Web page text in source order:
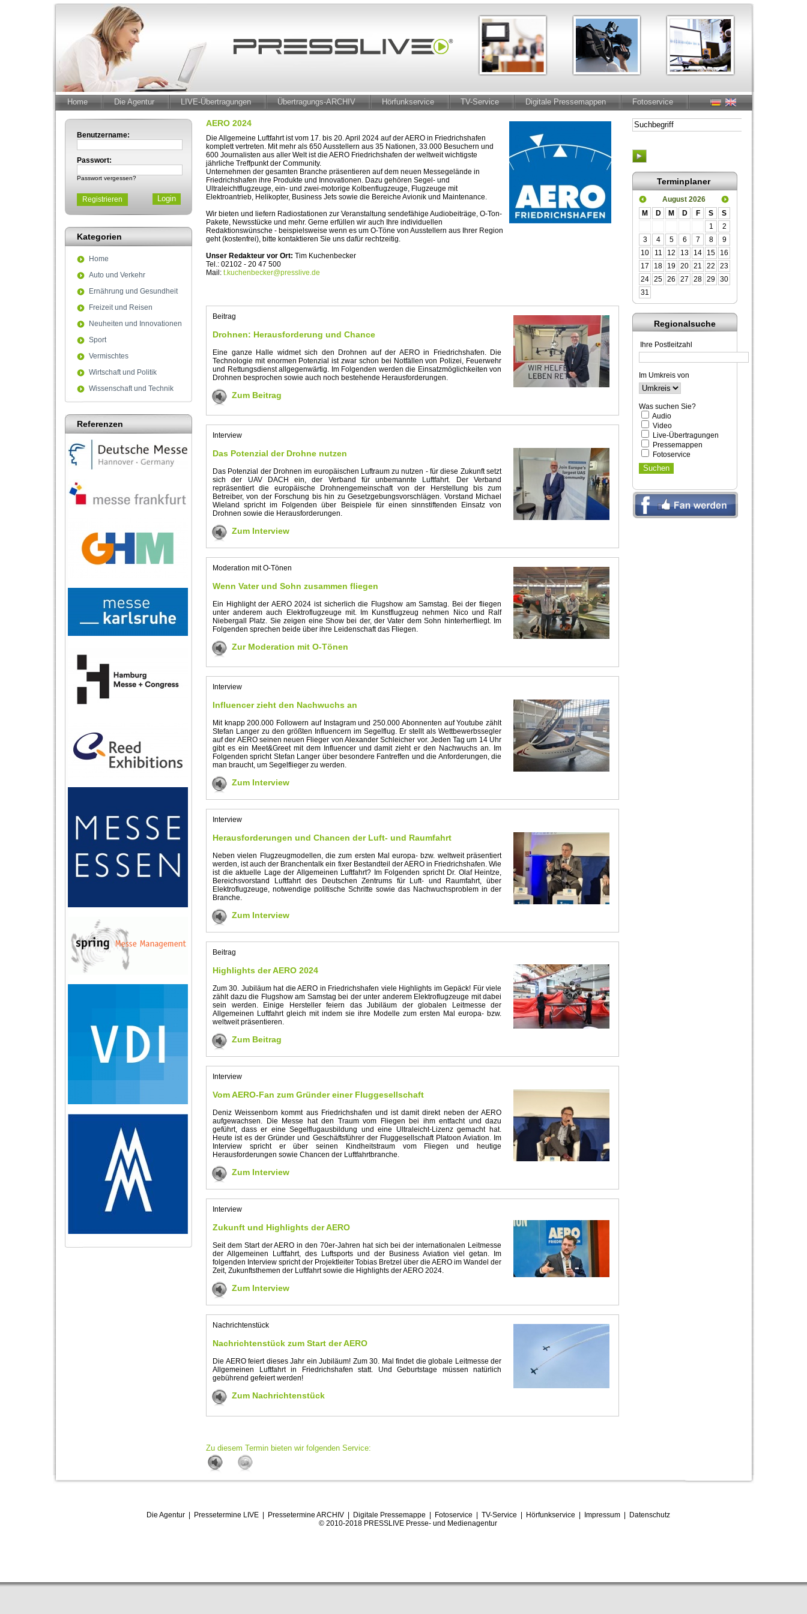
Home Die Agentur LIVE-Übertragungen Übertragungs-ARCHIV Hörfunkservice TV-Service Digitale Pressemappen Fotoservice
Benutzername:
Passwort:
Passwort vergessen?
Registrieren
Kategorien
Home
Auto und Verkehr
Ernährung und Gesundheit
Freizeit und Reisen
Neuheiten und Innovationen
Sport
Vermischtes
Wirtschaft und Politik
Wissenschaft und Technik
Referenzen
AERO 2024
Die Allgemeine Luftfahrt ist vom 17. bis 20. April 2024 auf der AERO in Friedrichshafen
komplett vertreten. Mit mehr als 650 Ausstellern aus 35 Nationen, 33.000 Besuchern und
600 Journalisten aus aller Welt ist die AERO Friedrichshafen der weltweit wichtigste
jährliche Treffpunkt der Community.
Unternehmen der gesamten Branche präsentieren auf dem neuen Messegelände in
Friedrichshafen ihre Produkte und Innovationen. Dazu gehören Segel- und
Ultraleichtflugzeuge, ein- und zwei-motorige Kolbenflugzeuge, Flugzeuge mit
Elektroantrieb, Helikopter, Business Jets sowie die Bereiche Avionik und Maintenance.
Wir bieten und liefern Radiostationen zur Veranstaltung sendefähige Audiobeiträge, O-Ton-
Pakete, Newsstücke und mehr. Gerne erfüllen wir auch Ihre individuellen
Redaktionswünsche - beispielsweise wenn es um O-Töne von Ausstellern aus Ihrer Region
geht (kostenfrei), bitte kontaktieren Sie uns dafür rechtzeitig.
Unser Redakteur vor Ort: Tim Kuchenbecker
Tel.: 02102 - 20 47 500
Mail: t.kuchenbecker@presslive.de
Beitrag
Drohnen: Herausforderung und Chance
Eine ganze Halle widmet sich den Drohnen auf der AERO in Friedrichshafen. Die
Technologie mit enormen Potenzial ist zwar schon bei Notfällen von Polizei, Feuerwehr
und Rettungsdienst allgegenwärtig. Im Folgenden werden die Einsatzmöglichkeiten von
Drohnen besprochen sowie auch noch bestehende Herausforderungen.
Zum Beitrag
Interview
Das Potenzial der Drohne nutzen
Das Potenzial der Drohnen im europäischen Luftraum zu nutzen - für diese Zukunft setzt
sich der UAV DACH ein, der Verband für unbemannte Luftfahrt. Der Verband
repräsentiert die europäische Drohnengemeinschaft von der Herstellung bis zum
Betreiber, von der Forschung bis hin zu Gesetzgebungsvorschlägen. Vorstand Michael
Wieland spricht im Folgenden über Beispiele für einen sinnstiftenden Einsatz von
Drohnen sowie die Herausforderungen.
Zum Interview
Moderation mit O-Tönen
Wenn Vater und Sohn zusammen fliegen
Ein Highlight der AERO 2024 ist sicherlich die Flugshow am Samstag. Bei der fliegen
unter anderem auch Elektroflugzeuge mit. Im Kunstflugzeug nehmen Nico und Ralf
Niebergall Platz. Sie zeigen eine Show bei der, der Vater dem Sohn hinterherfliegt. Im
Folgenden sprechen beide über ihre Leidenschaft das Fliegen.
Zur Moderation mit O-Tönen
Interview
Influencer zieht den Nachwuchs an
Mit knapp 200.000 Followern auf Instagram und 250.000 Abonnenten auf Youtube zählt
Stefan Langer zu den größten Influencern im Segelflug. Er stellt als Wettbewerbssegler
auf der AERO seinen neuen Flieger von Alexander Schleicher vor. Jeden Tag um 14 Uhr
gibt es ein Meet&Greet mit dem Influencer und damit zieht er den Nachwuchs an. Im
Folgenden spricht Stefan Langer über besondere Fantreffen und die Anforderungen, die
man braucht, um Segelflieger zu werden.
Zum Interview
Interview
Herausforderungen und Chancen der Luft- und Raumfahrt
Neben vielen Flugzeugmodellen, die zum ersten Mal europa- bzw. weltweit präsentiert
werden, ist auch der Branchentalk ein fixer Bestandteil der AERO in Friedrichshafen. Wie
ist die aktuelle Lage der Allgemeinen Luftfahrt? Im Folgenden spricht Dr. Olaf Heintze,
Bereichsvorstand Luftfahrt des Deutschen Zentrums für Luft- und Raumfahrt, über
Elektroflugzeuge, notwendige politische Schritte sowie das Nachwuchsproblem in der
Branche.
Zum Interview
Beitrag
Highlights der AERO 2024
Zum 30. Jubiläum hat die AERO in Friedrichshafen viele Highlights im Gepäck! Für viele
zählt dazu die Flugshow am Samstag bei der unter anderem Elektroflugzeuge mit dabei
sein werden. Einige Hersteller feiern das Jubiläum der globalen Leitmesse der
Allgemeinen Luftfahrt gleich mit indem sie ihre Modelle zum ersten Mal europa- bzw.
weltweit präsentieren.
Zum Beitrag
Interview
Vom AERO-Fan zum Gründer einer Fluggesellschaft
Deniz Weissenborn kommt aus Friedrichshafen und ist damit direkt neben der AERO
aufgewachsen. Die Messe hat den Traum vom Fliegen bei ihm entfacht und dazu
geführt, dass er eine Segelflugausbildung und eine Ultraleicht-Lizenz gemacht hat.
Heute ist es der Gründer und Geschäftsführer der Fluggesellschaft Platoon Aviation. Im
Interview spricht er über seinen Kindheitstraum vom Fliegen und heutige
Herausforderungen sowie Chancen der Luftfahrtbranche.
Zum Interview
Interview
Zukunft und Highlights der AERO
Seit dem Start der AERO in den 70er-Jahren hat sich bei der internationalen Leitmesse
der Allgemeinen Luftfahrt, des Luftsports und der Business Aviation viel getan. Im
folgenden Interview spricht der Projektleiter Tobias Bretzel über die AERO im Wandel der
Zeit, Zukunftsthemen der Luftfahrt sowie die Highlights der AERO 2024.
Zum Interview
Nachrichtenstück
Nachrichtenstück zum Start der AERO
Die AERO feiert dieses Jahr ein Jubiläum! Zum 30. Mal findet die globale Leitmesse der
Allgemeinen Luftfahrt in Friedrichshafen statt. Und Geburtstage müssen natürlich
gebührend gefeiert werden!
Zum Nachrichtenstück
Zu diesem Termin bieten wir folgenden Service:
Terminplaner
August 2026
M
D M D F S
S
1
2
3
4 5 6 7 8
9
10
11 12 13 14 15
16
17
18 19 20 21 22
23
24 25 26 27 28 29 30
31
Regionalsuche
Ihre Postleitzahl
Im Umkreis von
Was suchen Sie?
Audio
Video
Live-Übertragungen
Pressemappen
Fotoservice
Die Agentur| Pressetermine LIVE| Pressetermine ARCHIV| Digitale Pressemappe Fotoservice TV-Service Hörfunkservice Impressum| Datenschutz
© 2010-2018 PRESSLIVE Presse- und Medienagentur